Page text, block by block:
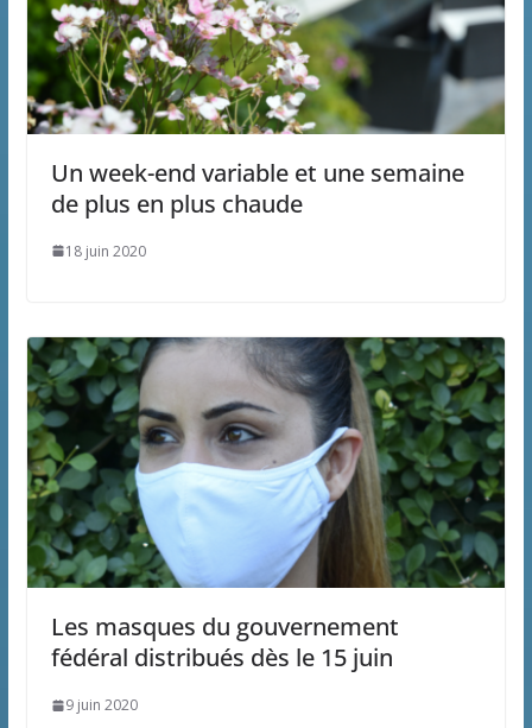
Un week-end variable et une semaine
de plus en plus chaude
18 juin 2020
Les masques du gouvernement
fédéral distribués dès le 15 juin
9 juin 2020